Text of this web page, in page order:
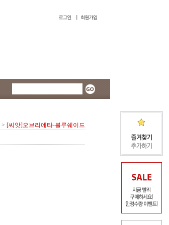
> [씨앗]오브리에타-블루쉐이드